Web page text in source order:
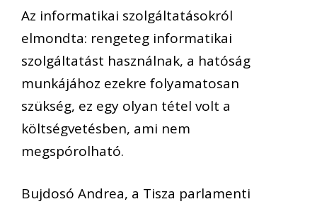
Az informatikai szolgáltatásokról
elmondta: rengeteg informatikai
szolgáltatást használnak, a hatóság
munkájához ezekre folyamatosan
szükség, ez egy olyan tétel volt a
költségvetésben, ami nem
megspórolható.
Bujdosó Andrea, a Tisza parlamenti